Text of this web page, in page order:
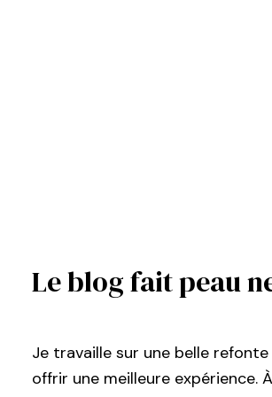
Le blog fait peau
Je travaille sur une belle
offrir une meilleure expérience.